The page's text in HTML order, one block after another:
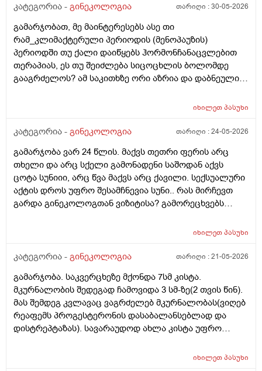
გავიკეთე ისევ უარყოფითია. შემდეგი 1 კვირის
განმავლობაში ვერ ვახერხებ მისვლას ექიმთან. არის
რაიმე შანსი ფეხმძიმობის? აზრი აქვს განმეორებით
ტესტს? მენტრუაცია რეგულარული მქონდა ხოლმე28-
30 დღე შუალედი.
კატეგორია - გინეკოლოგია თარიღი :30-05-2026
გამარჯობათ, მე მაინტერესებს ასე თი
რამ_კლიმაქტერული პერიოდის (მენოპაუზის)
პერიოდში თუ ქალი დაიწყებს ჰორმონჩანაცვლებით
თერაპიას, ეს თუ შეიძლება სიცოცხლის ბოლომდე
გააგრძელოს? ამ საკითხზე ორი აზრია და დაბნეული
ჰორმონჩანაცვლებითი თერაპია (სიცოცხლის
დაავადებებსა და ალცჰაიმერის რისკს უმცირებს და
სიმსივნურ პროცესებს უწყობს ხელს (საშვილოსნო,
საკვერცხეები და უპირველესად, მკერდი). თუ
შეიძლება, მითხრათ_დიდი მადლობა
გულისხმიერებისთვის!
იხილეთპასუხი
კატეგორია - გინეკოლოგია თარიღი :24-05-2026
გამარჯობა ვარ 24 წლის. მაქვს თეთრი ფერის არც
თხელი და არც სქელი გამონადენი საშოდან აქვს
ცოტა სუნიიი, არც წვა მაქვს არც ქავილი. სექსუალური
აქტის დროს უფრო შესამჩნევია სუნი.. რას მირჩევთ
გარდა გინეკოლოგთან ვიზიტისა? გამორეცხვებს
მაინტერესებს პირიდან ამომდის რაღაცნაირი სუნი
იყოს?
იხილეთპასუხი
კატეგორია - გინეკოლოგია თარიღი :21-05-2026
გამარჯობა. საკვერცხეზე მქონდა 7სმ კისტა.
მკურნალობის შედეგად ჩამოვიდა 3 სმ-ზე(2 თვის წინ).
მას შემდეგ კვლავაც ვაგრძელებ მკურნალობას(ვიღებ
რეაფემს პროგესტერონის დასაბალანსებლად და
დისტრეპტაზას). სავარაუდოდ ახლა კისტა უფრო
ვიზიტი) მსურს აპარატული მასაჟის - ენდოსფერო
იხილეთპასუხი